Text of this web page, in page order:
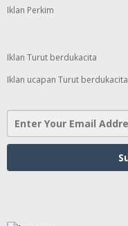
Iklan Perkim
Iklan Turut berdukacita
Iklan ucapan Turut berdukacita